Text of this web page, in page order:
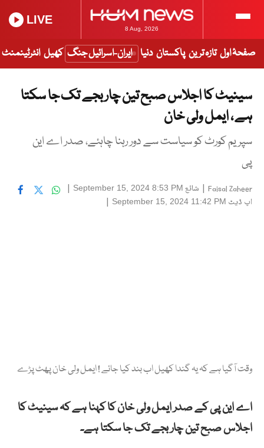
8 Aug, 2026
LIVE
صفحۂ اول تازہ ترین پاکستان دنیا ایران-اسرائیل جنگ کھیل انٹرٹینمنٹ
سینیٹ کا اجلاس صبح تین چار بجے تک جا سکتا
ہے ، ایمل ولی خان
سپریم کورٹ کو سیاست سے دور رہنا چاہئے، صدر اے این
پی
Faisal Zaheer
| شائع September 15, 2024 8:53 PM
|
اپ ڈیٹ September 15, 2024 11:42 PM
|
وقت آگیا ہے کہ یہ گندا کھیل اب بند کیا جائے ! ایمل ولی خان پھٹ پڑے
اے این پی کے صدر ایمل ولی خان کا کہنا ہے کہ سینیٹ کا
اجلاس صبح تین چار بجے تک جا سکتا ہے۔